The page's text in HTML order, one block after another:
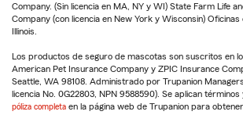
Company. (Sin licencia en MA, NY y WI) State Farm Life
Company (con licencia en New York y Wisconsin) Oficinas
Illinois.
Los productos de seguro de mascotas son suscritos en
American Pet Insurance Company y ZPIC Insurance
Seattle, WA 98108. Administrado por Trupanion
licencia No. 0G22803, NPN 9588590). Se aplican
póliza completa en la página web de Trupanion para